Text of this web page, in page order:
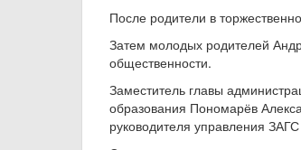
После родители в
Затем молодых родителей
общественности.
Заместитель главы
образования Пономарёв
руководителя управления